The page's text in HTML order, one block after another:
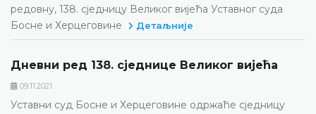
редовну, 138. сједницу Великог вијећа Уставног суда
Босне и Херцеговине
Детаљније
Дневни ред 138. сједнице Великог вијећа
09.11.2021.
Уставни суд Босне и Херцеговине одржаће сједницу